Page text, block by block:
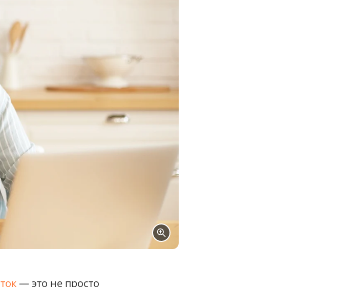
— это не просто